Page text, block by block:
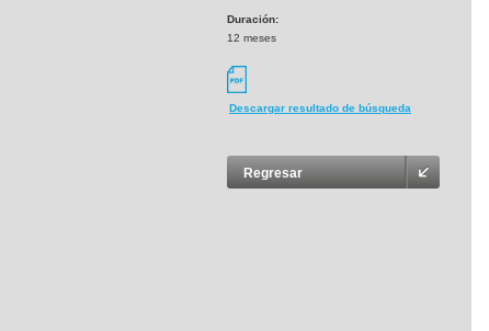
Duración:
12 meses
Descargar resultado de búsqueda
Regresar